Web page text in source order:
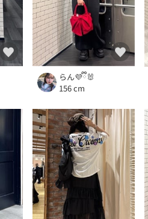
らん💜ྀི🐰
156 cm